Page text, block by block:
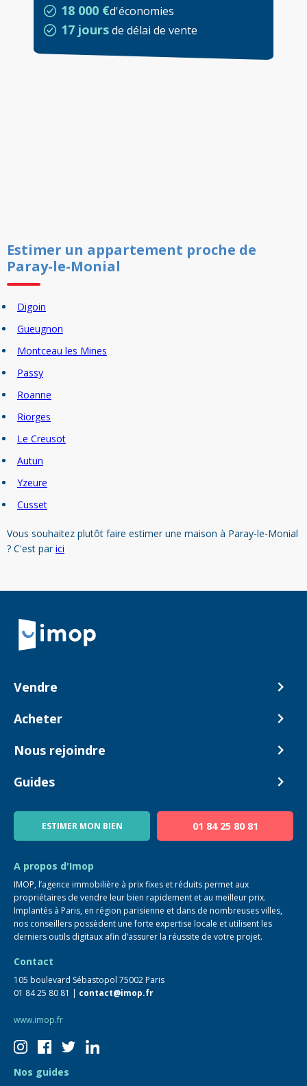
18 000 €d'économies
17 joursde délai de vente
Estimer un appartement proche de
Paray-le-Monial
Digoin
Gueugnon
Montceau les Mines
Passy
Roanne
Riorges
Le Creusot
Autun
Yzeure
Cusset
Vous souhaitez plutôt faire estimer une maison à Paray-le-Monial
? C'est parici
Retour à la navigation principale
Vendre
Comment ça marche ?
Acheter
Biens en vente
Nous rejoindre
Devenir Conseiller
Guides
Blog
ESTIMER MON BIEN 01 84 25 80 81
A propos d'Imop
IMOP, l’agence immobilière à prix fixes et réduits permet aux
propriétaires de vendre leur bien rapidement et au meilleur prix.
Implantés à Paris, en région parisienne et dans de nombreuses villes,
nos conseillers possèdent une forte expertise locale et utilisent les
derniers outils digitaux afin d’assurer la réussite de votre projet.
Contact
105 boulevard Sébastopol 75002 Paris
01 84 25 80 81 | contact@imop.fr
www.imop.fr
Nos guides